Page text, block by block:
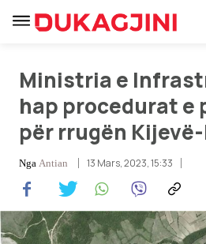
Lajme
Sport
Pikëpamje
Ministria e
hap procedurat e
për rrugën
Nga Antian 13 Mars, 2023, 15:33